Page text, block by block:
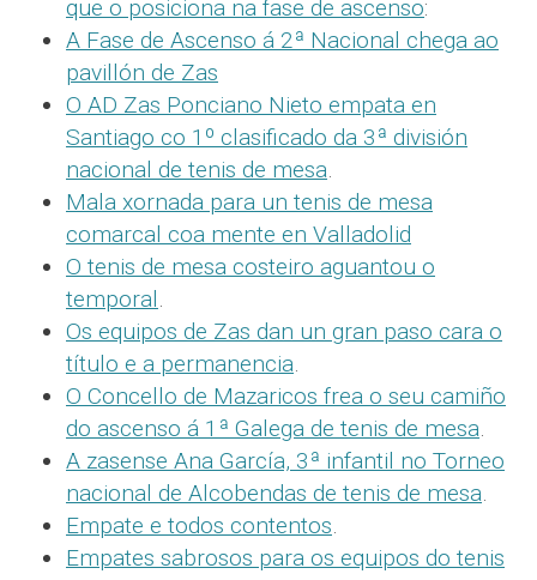
que o posiciona na fase de ascenso:
A Fase de Ascenso á 2ª Nacional chega ao
pavillón de Zas
O AD Zas Ponciano Nieto empata en
Santiago co 1º clasificado da 3ª división
nacional de tenis de mesa.
Mala xornada para un tenis de mesa
comarcal coa mente en Valladolid
O tenis de mesa costeiro aguantou o
temporal.
Os equipos de Zas dan un gran paso cara o
título e a permanencia.
O Concello de Mazaricos frea o seu camiño
do ascenso á 1ª Galega de tenis de mesa.
A zasense Ana García, 3ª infantil no Torneo
nacional de Alcobendas de tenis de mesa.
Empate e todos contentos.
Empates sabrosos para os equipos do tenis